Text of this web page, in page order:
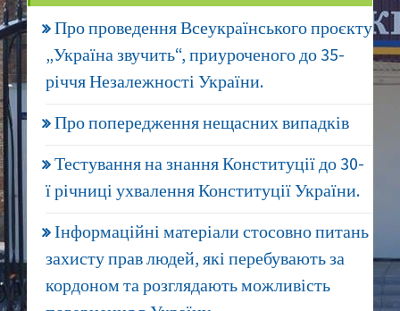
Про проведення Всеукраїнського проєкту
„Україна звучить“, приуроченого до 35-
річчя Незалежності України.
Про попередження нещасних випадків
Тестування на знання Конституції до 30-
ї річниці ухвалення Конституції України.
Інформаційні матеріали стосовно питань
захисту прав людей, які перебувають за
кордоном та розглядають можливість